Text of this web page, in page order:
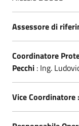
Assessore di
Coordinatore
Pecchi : Ing.
Vice Coordinatore :